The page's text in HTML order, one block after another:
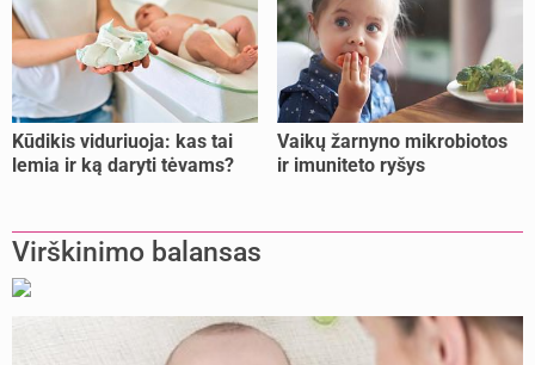
Kūdikis viduriuoja: kas tai
lemia ir ką daryti tėvams?
Vaikų žarnyno mikrobiotos
ir imuniteto ryšys
Virškinimo balansas